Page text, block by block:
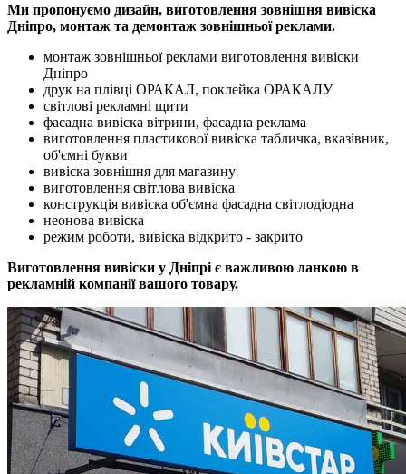
Ми пропонуємо дизайн, виготовлення зовнішня вивіска
Дніпро, монтаж та демонтаж зовнішньої реклами.
монтаж зовнішньої реклами виготовлення вивіски
Дніпро
друк на плівці ОРАКАЛ, поклейка ОРАКАЛУ
світлові рекламні щити
фасадна вивіска вітрини, фасадна реклама
виготовлення пластикової вивіска табличка, вказівник,
об'ємні букви
вивіска зовнішня для магазину
виготовлення світлова вивіска
конструкція вивіска об'ємна фасадна світлодіодна
неонова вивіска
режим роботи, вивіска відкрито - закрито
Виготовлення вивіски у Дніпрі є важливою ланкою в
рекламній компанії вашого товару.